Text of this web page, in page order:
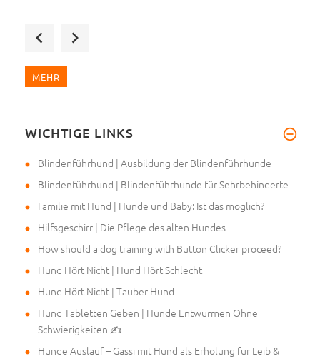
Hallo, wir haben ein neues Ges
MEHR
WICHTIGE LINKS
Blindenführhund | Ausbildung der Blindenführhunde
Blindenführhund | Blindenführhunde für Sehrbehinderte
Familie mit Hund | Hunde und Baby: Ist das möglich?
Hilfsgeschirr | Die Pflege des alten Hundes
How should a dog training with Button Clicker proceed?
Hund Hört Nicht | Hund Hört Schlecht
Hund Hört Nicht | Tauber Hund
Hund Tabletten Geben | Hunde Entwurmen Ohne
Schwierigkeiten ✍
Hunde Auslauf – Gassi mit Hund als Erholung für Leib &